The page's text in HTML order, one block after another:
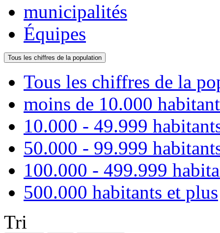
municipalités
Équipes
Tous les chiffres de la population
Tous les chiffres de la
moins de 10.000
10.000 - 49.999
50.000 - 99.999
100.000 - 499.999
500.000 habitants et plus
Tri